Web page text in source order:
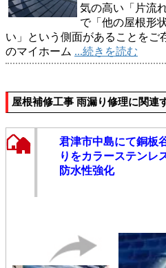
気の高い「片流
で「他の屋根形
い」という側面があることをご
のマイホーム ...続きを読む
屋根補修工事 雨漏り修理に関連
君津市中島にて銅板
りをカラーステンレ
防水性強化